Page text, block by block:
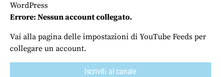
WordPress
Errore: Nessun account collegato.
Vai alla pagina delle impostazioni di YouTube Feeds per
collegare un account.
Iscriviti al canale